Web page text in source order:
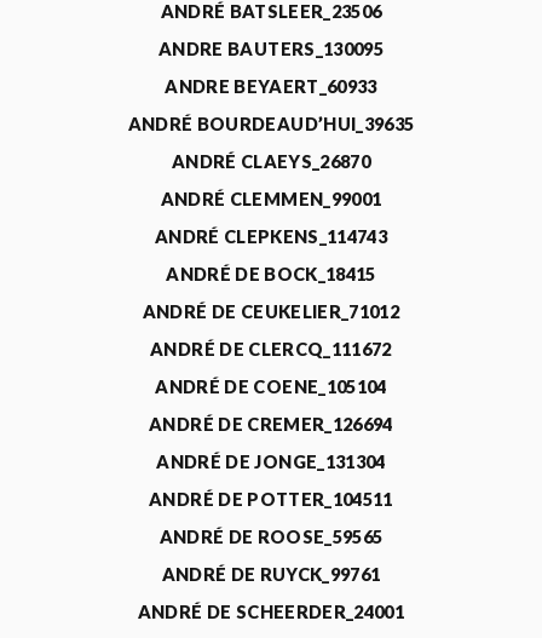
ANDRÉ BATSLEER_23506
ANDRE BAUTERS_130095
ANDRE BEYAERT_60933
ANDRÉ BOURDEAUD’HUI_39635
ANDRÉ CLAEYS_26870
ANDRÉ CLEMMEN_99001
ANDRÉ CLEPKENS_114743
ANDRÉ DE BOCK_18415
ANDRÉ DE CEUKELIER_71012
ANDRÉ DE CLERCQ_111672
ANDRÉ DE COENE_105104
ANDRÉ DE CREMER_126694
ANDRÉ DE JONGE_131304
ANDRÉ DE POTTER_104511
ANDRÉ DE ROOSE_59565
ANDRÉ DE RUYCK_99761
ANDRÉ DE SCHEERDER_24001